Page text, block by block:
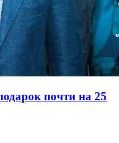
почти на 25